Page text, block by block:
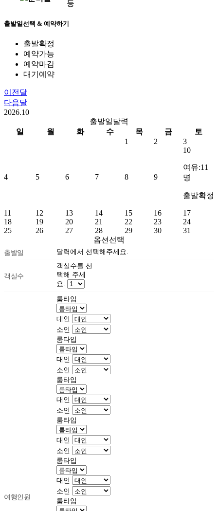
등
출발일선택 & 예약하기
출발확정
예약가능
예약마감
대기예약
이전달
다음달
2026.10
출발일달력
일
월 화 수 목 금
토
1
2 3
4 5 6 7 8 9
10
여유:11
명
출발확정
11 12 13 14 15 16
17
18
19 20 21 22 23
24
25
26 27 28 29 30
31
옵션선택
출발일 달력에서 선택해주세요.
객실수
객실수를 선
택해 주세
요.
여행인원
룸타입
대인
소인
룸타입
대인
소인
룸타입
대인
소인
룸타입
대인
소인
룸타입
대인
소인
룸타입